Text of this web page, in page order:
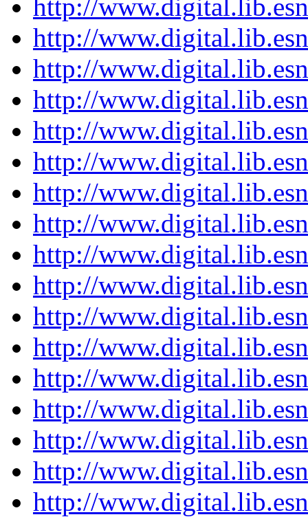
http://
http://
http://
http://
http://
http://
http://
http://
http://
http://
http://
http://
http://
http://
http://
http://
http://